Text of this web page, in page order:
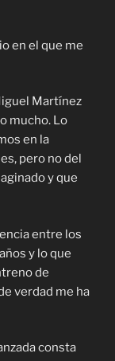
en el que me
Martínez
mucho. Lo
en la
pero no del
y que
entre los
y lo que
de
verdad me ha
consta